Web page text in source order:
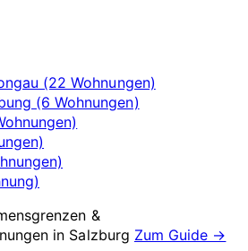
(22 Wohnungen)
(6 Wohnungen)
&
in Salzburg Zum Guide →